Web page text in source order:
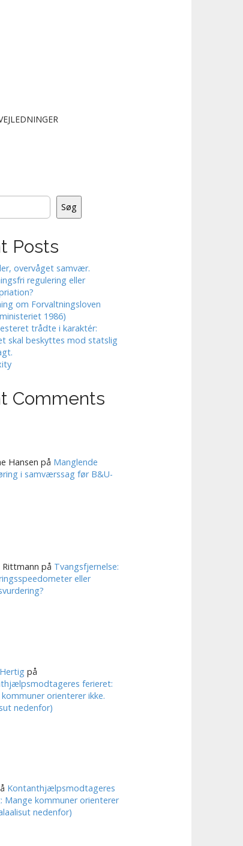
Søg
Posts
overvåget samvær.
regulering eller
om Forvaltningsloven
1986)
trådte i karaktér:
skal beskyttes mod statslig
Comments
Hansen på Manglende
i samværssag før B&U-
Rittmann på Tvangsfjernelse:
eller
på
ferieret:
orienterer ikke.
nedenfor)
Kontanthjælpsmodtageres
Mange kommuner orienterer
nedenfor)